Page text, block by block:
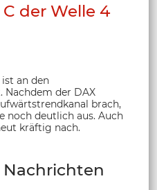
der Welle 4
an den
der DAX
brach,
noch deutlich aus. Auch
kräftig nach.